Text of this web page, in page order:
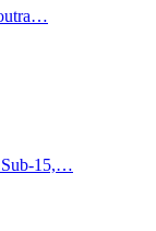
Sub-15,…